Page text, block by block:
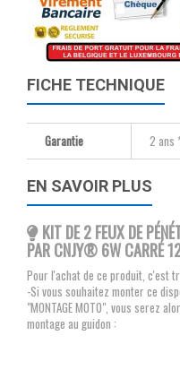
FICHE TECHNIQUE
Garantie 2 ans
EN SAVOIR PLUS
KIT DE 2 FEUX DE
PAR CNJY® 6W CARRÉ
Pour l'achat de ce produit, c'est
-Si vous souhaitez monter ce
"MONTAGE MOTO", vous serez
montage au guidon :